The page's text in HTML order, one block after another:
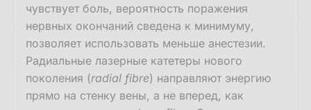
чувствует боль, вероятность поражения
нервных окончаний сведена к минимуму,
позволяет использовать меньше анестезии.
Радиальные лазерные катетеры нового
поколения (radial fibre) направляют энергию
прямо на стенку вены, а не вперед, как